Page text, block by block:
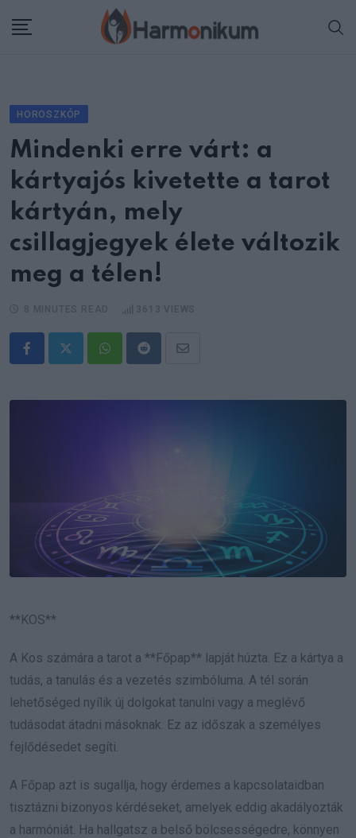
HOROSZKÓP
Mindenki erre várt: a
kártyajós kivetette a tarot
kártyán, mely
csillagjegyek élete változik
meg a télen!
WhatsappRedditShare
Email
**KOS**
A Kos számára a tarot a **Főpap** lapját húzta. Ez a kártya a
tudás, a tanulás és a vezetés szimbóluma. A tél során
lehetőséged nyílik új dolgokat tanulni vagy a meglévő
tudásodat átadni másoknak. Ez az időszak a személyes
fejlődésedet segíti.
A Főpap azt is sugallja, hogy érdemes a kapcsolataidban
tisztázni bizonyos kérdéseket, amelyek eddig akadályozták
a harmóniát. Ha hallgatsz a belső bölcsességedre, könnyen